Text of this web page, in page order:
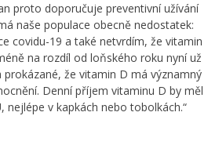
proto doporučuje preventivní užívání
naše populace obecně nedostatek:
covidu-19 a také netvrdím, že vitamin
na rozdíl od loňského roku nyní už
že vitamin D má významný
Denní příjem vitaminu D by měl
nejlépe v kapkách nebo tobolkách.“